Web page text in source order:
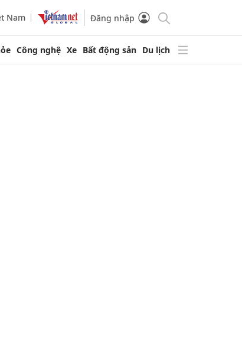
Nam Đăng nhập
Công nghệ Xe Bất động sản Du lịch